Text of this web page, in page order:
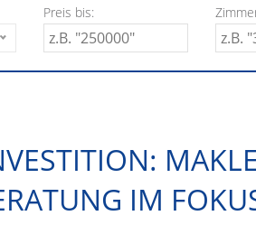
Preis bis:
IM